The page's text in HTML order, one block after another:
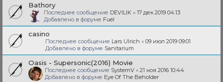
Bathory
Последнее сообщение DEVILIK « 17 дек 2019 04:13
Добавлено в форуме Fuel
casino
Последнее сообщение Lars Ulrich « 09 июл 2019 09:01
Добавлено в форуме Sanitarium
Oasis - Supersonic(2016) Movie
Последнее сообщение SystemV « 21 ноя 2016 10:44
Добавлено в форуме Eye Of The Beholder